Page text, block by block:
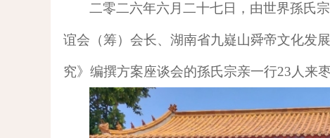
二零二六年六月 二十七日， 由世界孫氏
谊会（筹）会长、湖南省九嶷山舜帝文化发
究》编撰方案座谈会的孫氏宗亲一行23 人来